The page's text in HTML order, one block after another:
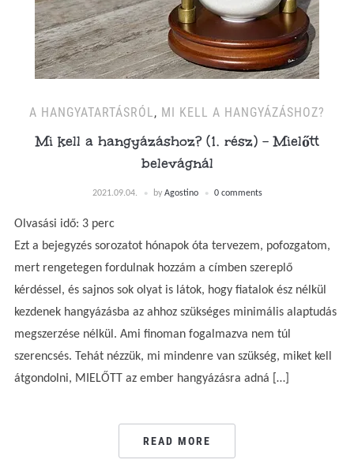
A HANGYATARTÁSRÓL , MI KELL A HANGYÁZÁSHOZ?
Mi kell a hangyázáshoz? (1. rész) – Mielőtt
belevágnál
2021.09.04. by Agostino 0 comments
Olvasási idő: 3 perc
Ezt a bejegyzés sorozatot hónapok óta tervezem, pofozgatom,
mert rengetegen fordulnak hozzám a címben szereplő
kérdéssel, és sajnos sok olyat is látok, hogy fiatalok ész nélkül
kezdenek hangyázásba az ahhoz szükséges minimális alaptudás
megszerzése nélkül. Ami finoman fogalmazva nem túl
szerencsés. Tehát nézzük, mi mindenre van szükség, miket kell
átgondolni, MIELŐTT az ember hangyázásra adná […]
READ MORE